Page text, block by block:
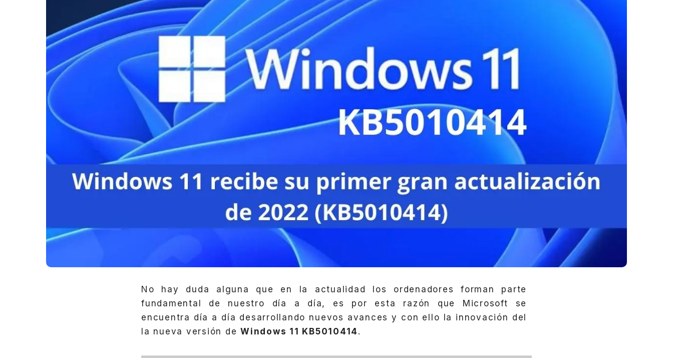
No hay duda alguna que en la actualidad los ordenadores forman parte
fundamental de nuestro día a día, es por esta razón que Microsoft se
encuentra día a día desarrollando nuevos avances y con ello la innovación del
la nueva versión de Windows 11 KB5010414 .